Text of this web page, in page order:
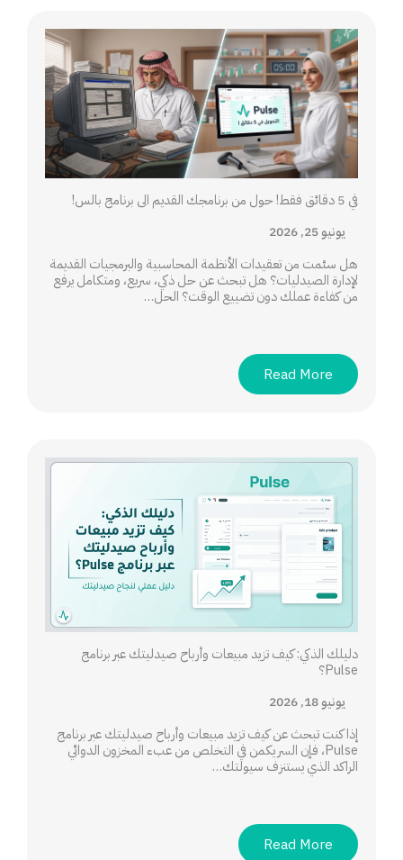
في 5 دقائق فقط! حول من برنامجك القديم الى برنامج بالس!
يونيو 25, 2026
هل سئمت من تعقيدات الأنظمة المحاسبية والبرمجيات القديمة
لإدارة الصيدليات؟ هل تبحث عن حل ذكي، سريع، ومتكامل يرفع
من كفاءة عملك دون تضييع الوقت؟ الحل…
Read More
دليلك الذكي: كيف تزيد مبيعات وأرباح صيدليتك عبر برنامج
Pulse؟
يونيو 18, 2026
إذا كنت تبحث عن كيف تزيد مبيعات وأرباح صيدليتك عبر برنامج
Pulse، فإن السر يكمن في التخلص من عبء المخزون الدوائي
الراكد الذي يستنزف سيولتك…
Read More